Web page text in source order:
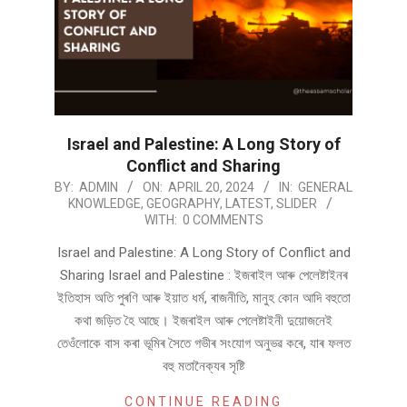
Israel and Palestine: A Long Story of
Conflict and Sharing
2024-
04-
BY: ADMIN ON: APRIL 20, 2024 IN: GENERAL
KNOWLEDGE, GEOGRAPHY, LATEST, SLIDER
WITH: 0 COMMENTS
Israel and Palestine: A Long Story of Conflict and
Sharing Israel and Palestine : ইজৰাইল আৰু পেলেষ্টাইনৰ
ইতিহাস অতি পুৰণি আৰু ইয়াত ধৰ্ম, ৰাজনীতি, মানুহ কোন আদি বহুতো
কথা জড়িত হৈ আছে। ইজৰাইল আৰু পেলেষ্টাইনী দুয়োজনেই
তেওঁলোকে বাস কৰা ভূমিৰ সৈতে গভীৰ সংযোগ অনুভৱ কৰে, যাৰ ফলত
বহু মতানৈক্যৰ সৃষ্টি
CONTINUE READING